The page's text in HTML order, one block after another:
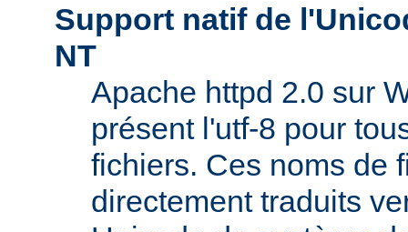
Support natif de
NT
Apache httpd 2.0 sur
présent l'utf-8 pour
fichiers. Ces noms de
directement traduits